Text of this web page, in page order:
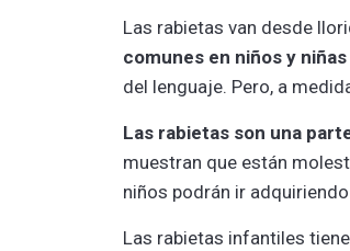
Las rabietas van desde
comunes en niños y
del lenguaje. Pero, a
Las rabietas son una
muestran que están
niños podrán ir
Las rabietas infantiles